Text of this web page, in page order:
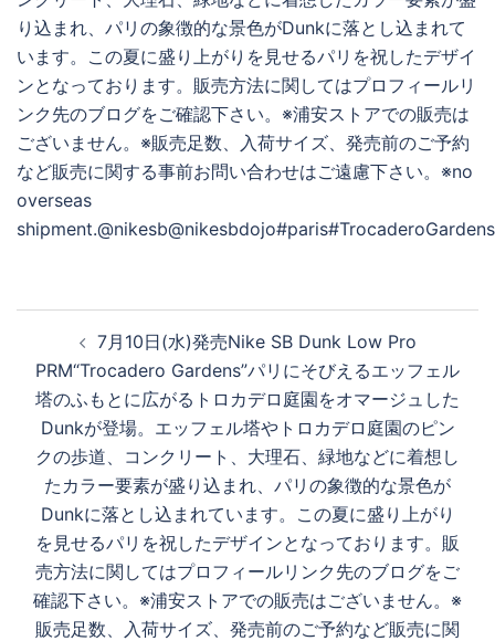
ナ
ビ
ゲ
シ
ョ
ン
7月10日(水)発売Nike SB Dunk Low Pro
PRM“Trocadero Gardens”パリにそびえるエッフェル
塔のふもとに広がるトロカデロ庭園をオマージュした
Dunkが登場。エッフェル塔やトロカデロ庭園のピン
クの歩道、コンクリート、大理石、緑地などに着想し
たカラー要素が盛り込まれ、パリの象徴的な景色が
Dunkに落とし込まれています。この夏に盛り上がり
を見せるパリを祝したデザインとなっております。販
売方法に関してはプロフィールリンク先のブログをご
確認下さい。※浦安ストアでの販売はございません。※
販売足数、入荷サイズ、発売前のご予約など販売に関